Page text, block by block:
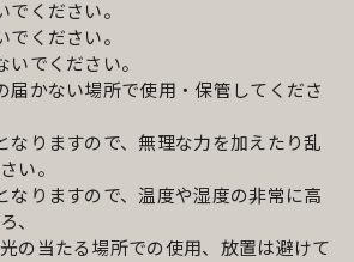
ください。
ください。
でください。
届かない場所で使用・保管してくださ
なりますので、無理な力を加えたり乱
い。
なりますので、温度や湿度の非常に高
、
の当たる場所での使用、放置は避けて